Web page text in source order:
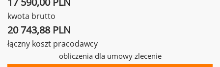
kwota brutto
20 743,88 PLN
łączny koszt pracodawcy
obliczenia dla umowy zlecenie